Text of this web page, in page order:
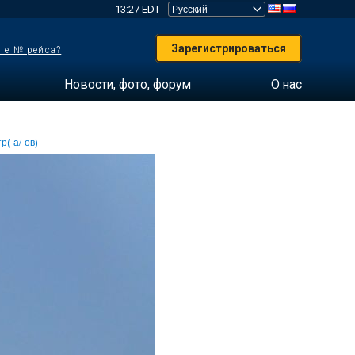
13:27 EDT
№ рейса? Зарегистрироваться
Новости, фото, форум О нас
а/-ов)